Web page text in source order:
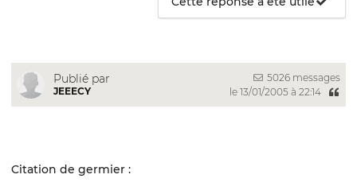
Publié par
JEEECY
5026 messages
le 13/01/2005 à 22:14
Citation de germier :